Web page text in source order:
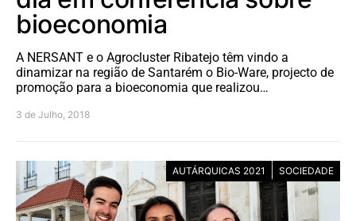
bioeconomia
A NERSANT e o Agrocluster Ribatejo têm vindo a
dinamizar na região de Santarém o Bio-Ware, projecto de
promoção para a bioeconomia que realizou…
3 de Julho, 2018
AUTÁRQUICAS 2021 SOCIEDADE